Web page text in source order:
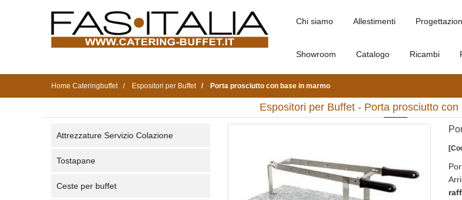
Chi siamo Allestimenti
Showroom Catalogo Ricambi
Home Cateringbuffet Espositori per Buffet Porta prosciutto con base in marmo
Espositori per Buffet - Porta prosciutto
Attrezzature Servizio Colazione
Tostapane
Ceste per buffet